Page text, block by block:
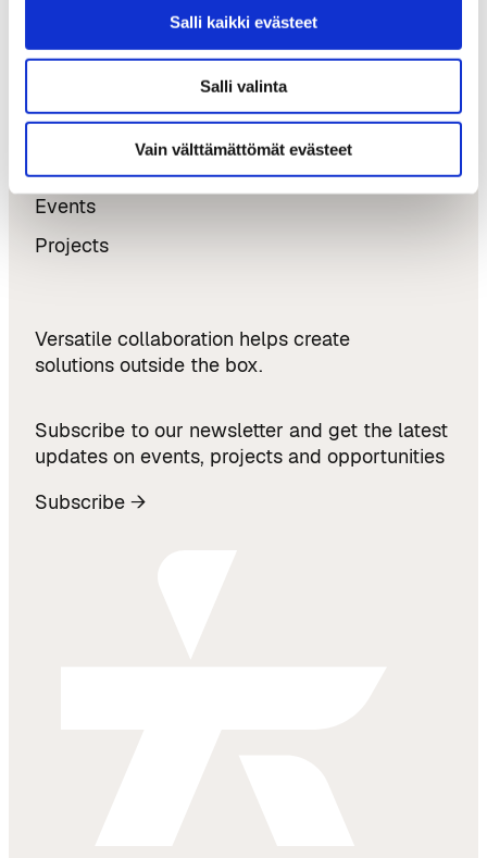
Salli kaikki evästeet
Salli valinta
Vain välttämättömät evästeet
Softlandia – From Tampere to Austin and
Back: Growth, Internationalisation, and New
Updates & Opportunities
Events
Projects
Versatile collaboration helps create
solutions outside the box.
Subscribe to our newsletter and get the latest
updates on events, projects and opportunities
Subscribe →